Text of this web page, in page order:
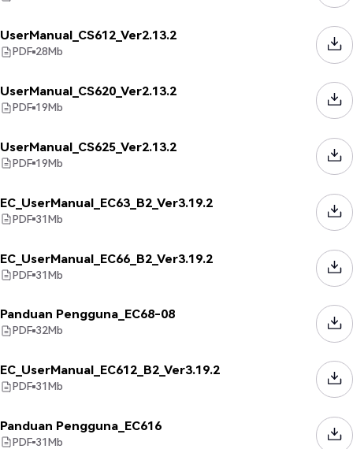
UserManual_CS612_Ver2.13.2
PDF 28Mb
UserManual_CS620_Ver2.13.2
PDF 19Mb
UserManual_CS625_Ver2.13.2
PDF 19Mb
EC_UserManual_EC63_B2_Ver3.19.2
PDF 31Mb
EC_UserManual_EC66_B2_Ver3.19.2
PDF 31Mb
Panduan Pengguna_EC68-08
PDF 32Mb
EC_UserManual_EC612_B2_Ver3.19.2
PDF 31Mb
Panduan Pengguna_EC616
PDF 31Mb